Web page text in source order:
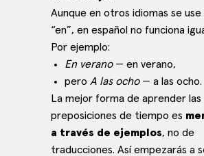
Aunque en otros idiomas se
“en”, en español no funciona
Por ejemplo:
En verano— en verano,
pero A las ocho— a las ocho.
La mejor forma de aprender las
preposiciones de tiempo es
a través de ejemplos, no de
traducciones. Así empezarás a